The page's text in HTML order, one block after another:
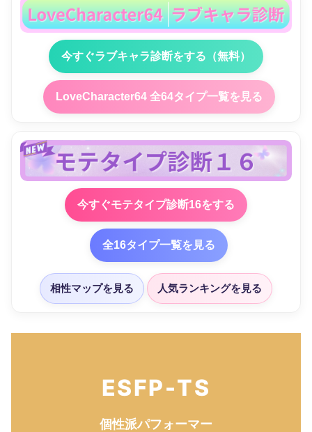
今すぐラブキャラ診断をする（無料）
LoveCharacter64 全64タイプ一覧を見る
今すぐモテタイプ診断16をする
全16タイプ一覧を見る
相性マップを見る 人気ランキングを見る
ESFP-TS
個性派パフォーマー